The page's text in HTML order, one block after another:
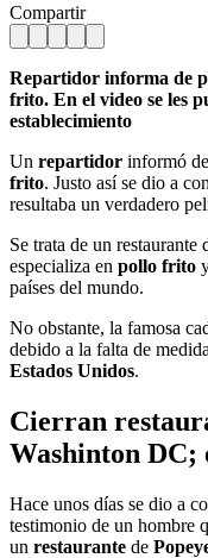
Compartir
Repartidor informa de
frito. En el video se les
establecimiento
Un repartidor informó de
frito. Justo así se dio a
resultaba un verdadero
Se trata de un restaurante
especializa en pollo frito
países del mundo.
No obstante, la famosa
debido a la falta de
Estados Unidos.
Cierran
Washinton DC;
Hace unos días se dio a
testimonio de un hombre
un restaurante de